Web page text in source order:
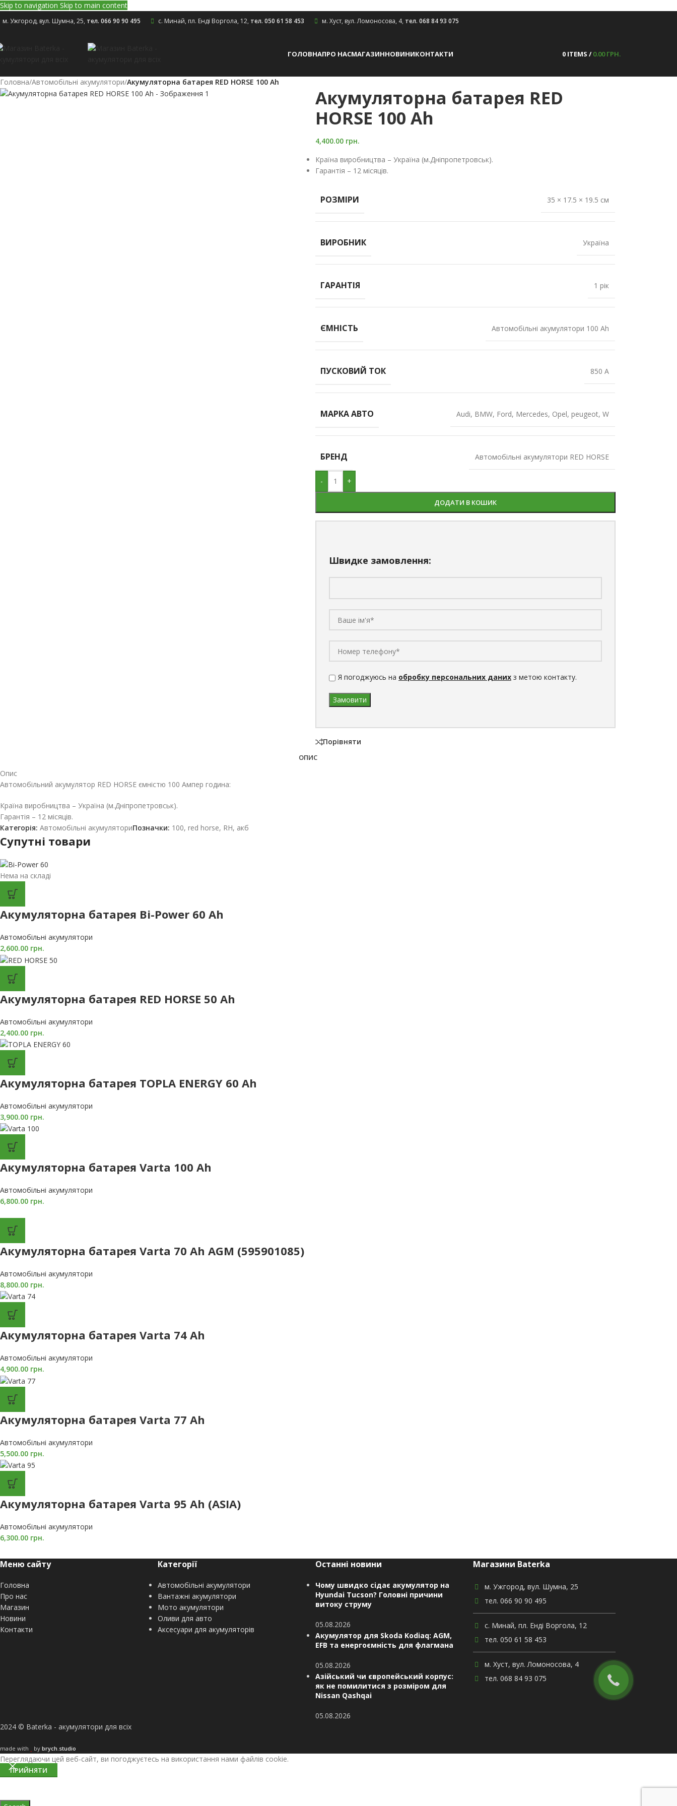
Skip to navigation Skip to main content
м. Ужгород, вул. Шумна, 25, тел. 066 90 90 495 с. Минай, пл. Енді Воргола, 12, тел. 050 61 58 453 м. Хуст, вул. Ломоносова, 4, тел. 068 84 93 075
ГОЛОВНАПРО НАСМАГАЗИННОВИНИКОНТАКТИ 0 ITEMS / 0.00ГРН.
Головна/Автомобільні акумулятори/Акумуляторна батарея RED HORSE 100 Ah
Акумуляторна батарея RED
HORSE 100 Ah
4,400.00 грн.
Країна виробництва – Україна (м.Дніпропетровськ).
Гарантія – 12 місяців.
РОЗМІРИ 35 × 17.5 × 19.5 см
ВИРОБНИК Україна
ГАРАНТІЯ 1 рік
ЄМНІСТЬ Автомобільні акумулятори 100 Ah
ПУСКОВИЙ ТОК 850 A
МАРКА АВТО Audi, BMW, Ford, Mercedes, Opel, peugeot, W
БРЕНД Автомобільні акумулятори RED HORSE
- +
ДОДАТИ В КОШИК
Швидке замовлення:
Я погоджуюсь на обробку персональних данихз метою контакту.
Порівняти
ОПИС
Опис
Автомобільний акумулятор RED HORSE ємністю 100 Ампер година:
Країна виробництва – Україна (м.Дніпропетровськ).
Гарантія – 12 місяців.
Категорія: Автомобільні акумуляториПозначки: 100, red horse, RH, акб
Супутні товари
Нема на складі
Акумуляторна батарея Bi-Power 60 Ah
Автомобільні акумулятори
2,600.00 грн.
Акумуляторна батарея RED HORSE 50 Ah
Автомобільні акумулятори
2,400.00 грн.
Акумуляторна батарея TOPLA ENERGY 60 Ah
Автомобільні акумулятори
3,900.00 грн.
Акумуляторна батарея Varta 100 Ah
Автомобільні акумулятори
6,800.00 грн.
Акумуляторна батарея Varta 70 Ah AGM (595901085)
Автомобільні акумулятори
8,800.00 грн.
Акумуляторна батарея Varta 74 Ah
Автомобільні акумулятори
4,900.00 грн.
Акумуляторна батарея Varta 77 Ah
Автомобільні акумулятори
5,500.00 грн.
Акумуляторна батарея Varta 95 Ah (ASIA)
Автомобільні акумулятори
6,300.00 грн.
Меню сайту
Головна
Про нас
Магазин
Новини
Контакти
Категорії
Автомобільні акумулятори
Вантажні акумулятори
Мото акумулятори
Оливи для авто
Аксесуари для акумуляторів
Останні новини
Чому швидко сідає акумулятор на
Hyundai Tucson? Головні причини
витоку струму
05.08.2026
Акумулятор для Skoda Kodiaq: AGM,
EFB та енергоємність для флагмана
05.08.2026
Азійський чи європейський корпус:
як не помилитися з розміром для
Nissan Qashqai
05.08.2026
Магазини Baterka
м. Ужгород, вул. Шумна, 25
тел. 066 90 90 495
с. Минай, пл. Енді Воргола, 12
тел. 050 61 58 453
м. Хуст, вул. Ломоносова, 4
тел. 068 84 93 075
2024 © Baterka - акумулятори для всіх
made with by brych.studio
Переглядаючи цей веб-сайт, ви погоджуєтесь на використання нами файлів cookie.
ПРИЙНЯТИ